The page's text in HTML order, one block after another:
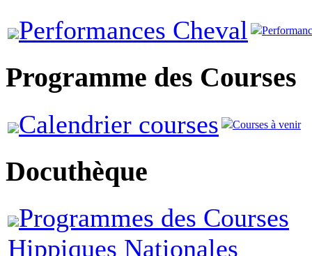
Performances Cheval
Programme des Courses
Calendrier courses Courses à venir
Docuthèque
Programmes des Courses
Hippiques Nationales